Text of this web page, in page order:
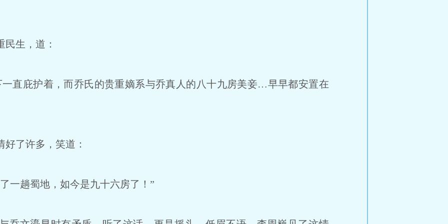
生，道：
直庇护着，而乔氏的贵重嫡系与乔真人的八十九房美妾…早早都安置在
了许多，笑道：
趟蜀地，如今是九十六房了！”